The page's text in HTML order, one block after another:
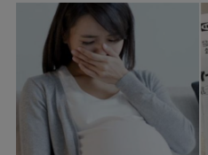
會再相遇的